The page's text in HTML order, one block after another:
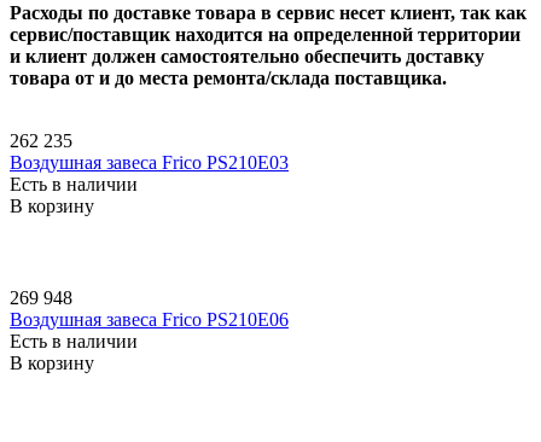
Расходы по доставке товара в сервис несет клиент, так как
сервис/поставщик находится на определенной территории
и клиент должен самостоятельно обеспечить доставку
товара от и до места ремонта/склада поставщика.
262 235
Воздушная завеса Frico PS210E03
Есть в наличии
В корзину
269 948
Воздушная завеса Frico PS210E06
Есть в наличии
В корзину